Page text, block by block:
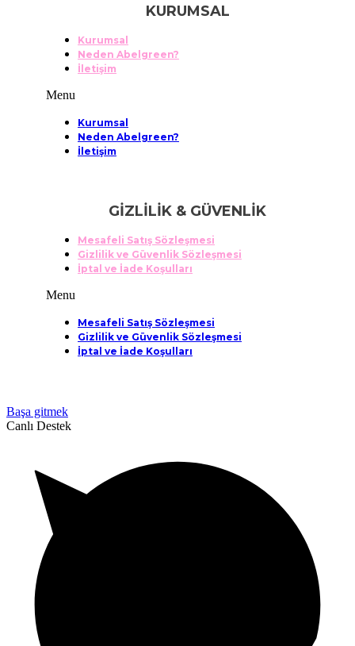
KURUMSAL
Kurumsal
Neden Abelgreen?
İletişim
Menu
Kurumsal
Neden Abelgreen?
İletişim
GİZLİLİK & GÜVENLİK
Mesafeli Satış Sözleşmesi
Gizlilik ve Güvenlik Sözleşmesi
İptal ve İade Koşulları
Menu
Mesafeli Satış Sözleşmesi
Gizlilik ve Güvenlik Sözleşmesi
İptal ve İade Koşulları
Başa gitmek
Canlı Destek